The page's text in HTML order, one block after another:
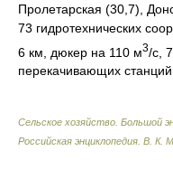
Пролетарская (30,7),
73 гидротехнических
6 км, дюкер на 110 м3/с,
перекачивающих
Сельское хозяйство. Большой
Российская энциклопедия В. К.